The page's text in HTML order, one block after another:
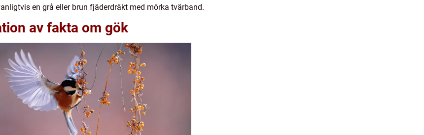
en grå eller brun fjäderdräkt med mörka tvärband.
av fakta om gök